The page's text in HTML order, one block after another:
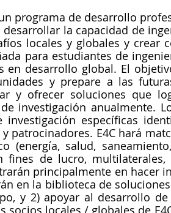
programa de desarrollo
la capacidad de
locales y globales y crear
para estudiantes de
en desarrollo global. El
y prepare a las
y ofrecer soluciones que
investigación anualmente.
específicas
patrocinadores. E4C hará
(energía, salud,
fines de lucro,
principalmente en hacer
en la biblioteca de
y 2) apoyar al desarrollo